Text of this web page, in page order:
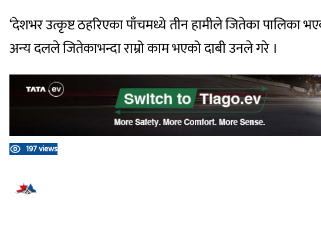
‘देशभर उत्कृष्ट ठहरिएका पाँचमध्ये तीन हामीले जितेका पालिका
अन्य दलले जितेकाभन्दा राम्रो काम भएको दाबी उनले गरे ।
197 views